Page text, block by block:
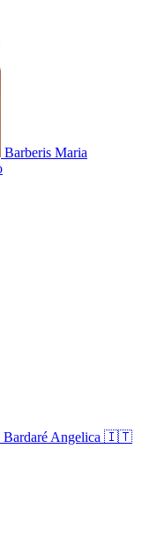
Barberis Maria
Bardaré Angelica 🇮🇹